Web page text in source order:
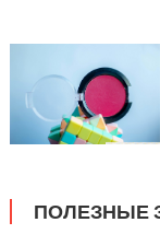
ПОЛЕЗНЫЕ